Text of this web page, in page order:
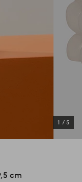
1 / 5
cm